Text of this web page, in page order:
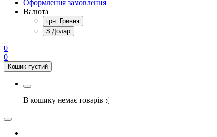
Оформлення замовлення
Валюта
грн. Гривня
$ Долар
0
0
Кошик пустий
В кошику немає товарів :(